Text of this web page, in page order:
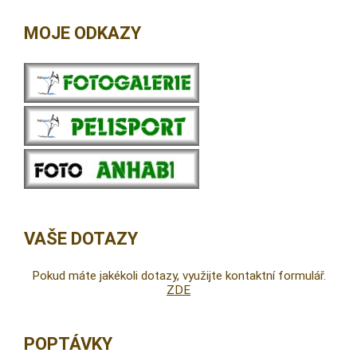
MOJE ODKAZY
VAŠE DOTAZY
Pokud máte jakékoli dotazy, využijte kontaktní formulář.
ZDE
POPTÁVKY